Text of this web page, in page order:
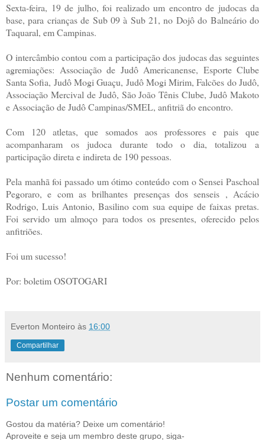
Sexta-feira, 19 de julho, foi realizado um encontro de judocas da
base, para crianças de Sub 09 à Sub 21, no Dojô do Balneário do
Taquaral, em Campinas.
O intercâmbio contou com a participação dos judocas das seguintes
agremiações: Associação de Judô Americanense, Esporte Clube
Santa Sofia, Judô Mogi Guaçu, Judô Mogi Mirim, Falcões do Judô,
Associação Mercival de Judô, São João Tênis Clube, Judô Makoto
e Associação de Judô Campinas/SMEL, anfitriã do encontro.
Com 120 atletas, que somados aos professores e pais que
acompanharam os judoca durante todo o dia, totalizou a
participação direta e indireta de 190 pessoas.
Pela manhã foi passado um ótimo conteúdo com o Sensei Paschoal
Pegoraro, e com as brilhantes presenças dos senseis , Acácio
Rodrigo, Luis Antonio, Basilino com sua equipe de faixas pretas.
Foi servido um almoço para todos os presentes, oferecido pelos
anfitriões.
Foi um sucesso!
Por: boletim OSOTOGARI
Everton Monteiro às 16:00
Compartilhar
Nenhum comentário:
Postar um comentário
Gostou da matéria? Deixe um comentário!
Aproveite e seja um membro deste grupo, siga-